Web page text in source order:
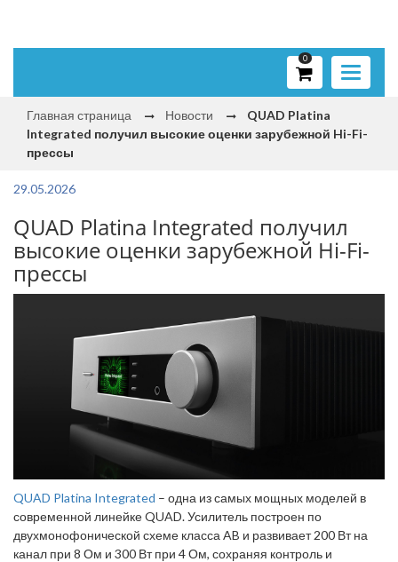
Toggle
0
Главная страница Новости
QUAD Platina
Integrated получил высокие оценки зарубежной Hi-Fi-
прессы
29.05.2026
QUAD Platina Integrated получил
высокие оценки зарубежной Hi-Fi-
прессы
QUAD Platina Integrated – одна из самых мощных моделей в
современной линейке QUAD. Усилитель построен по
двухмонофонической схеме класса AB и развивает 200 Вт на
канал при 8 Ом и 300 Вт при 4 Ом, сохраняя контроль и